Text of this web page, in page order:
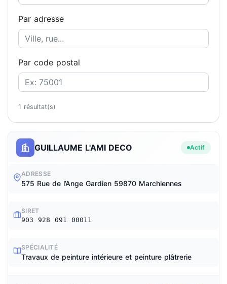
GUILLAUME L'AMI DECO Actif
ADRESSE
575 Rue de l’Ange Gardien 59870 Marchiennes
SIRET
903 928 091 00011
SPÉCIALITÉ
Travaux de peinture intérieure et peinture plâtrerie
Par adresse
Par code postal
1 résultat(s)